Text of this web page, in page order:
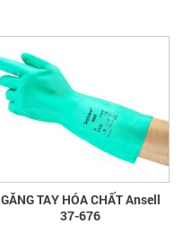
GĂNG TAY HÓA CHẤT Ansell
37-676